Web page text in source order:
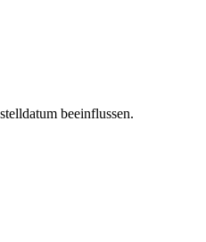
beeinflussen.